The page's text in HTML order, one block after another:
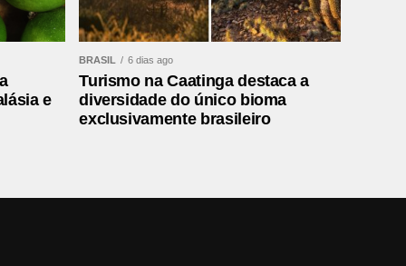
e
BRASIL 6 dias ago
Turismo na Caatinga destaca a
diversidade do único bioma
exclusivamente brasileiro